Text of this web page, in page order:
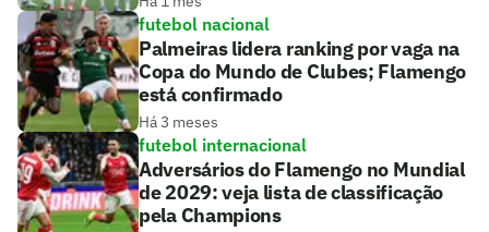
futebol nacional
Palmeiras lidera ranking por vaga na
Copa do Mundo de Clubes; Flamengo
está confirmado
Há 3 meses
futebol internacional
Adversários do Flamengo no Mundial
de 2029: veja lista de classificação
pela Champions